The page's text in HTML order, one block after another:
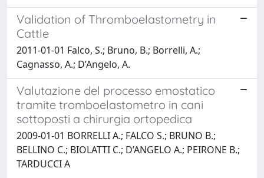
Validation of Thromboelastometry in
Cattle
2011-01-01 Falco, S.; Bruno, B.; Borrelli, A.;
Cagnasso, A.; D’Angelo, A.
Valutazione del processo emostatico
tramite tromboelastometro in cani
sottoposti a chirurgia ortopedica
2009-01-01 BORRELLI A.; FALCO S.; BRUNO B.;
BELLINO C.; BIOLATTI C.; D’ANGELO A.; PEIRONE B.;
TARDUCCI A